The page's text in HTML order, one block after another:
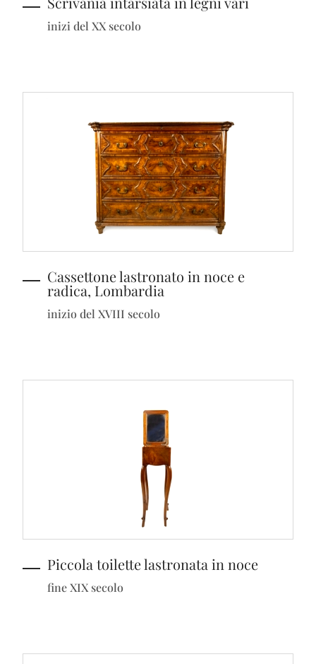
inizi del XX secolo
Cassettone lastronato in noce e
radica, Lombardia
inizio del XVIII secolo
Piccola toilette lastronata in noce
fine XIX secolo